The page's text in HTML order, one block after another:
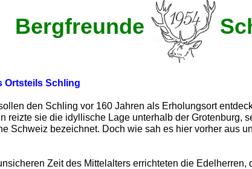
Bergfreunde
Ortsteils Schling
den Schling vor 160 Jahren als Erholungsort
reizte sie die idyllische Lage unterhalb der Grotenburg,
Schweiz bezeichnet. Doch wie sah es hier vorher aus
Zeit des Mittelalters errichteten die Edelherren,